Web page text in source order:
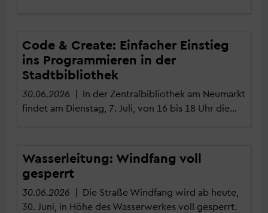
Code & Create: Einfacher Einstieg
ins Programmieren in der
Stadtbibliothek
30.06.2026 | In der Zentralbibliothek am Neumarkt
findet am Dienstag, 7. Juli, von 16 bis 18 Uhr die…
Wasserleitung: Windfang voll
gesperrt
30.06.2026 | Die Straße Windfang wird ab heute,
30. Juni, in Höhe des Wasserwerkes voll gesperrt.